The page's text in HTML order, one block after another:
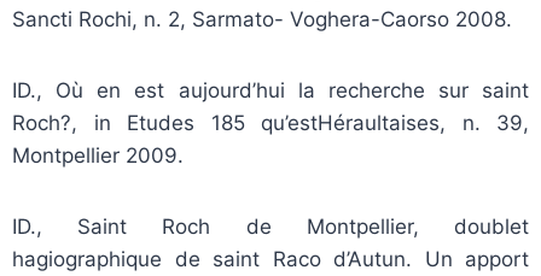
Sancti Rochi, n. 2, Sarmato- Voghera-Caorso 2008.
ID., Où en est aujourd’hui la recherche sur saint
Roch?, in Etudes 185 qu’estHéraultaises, n. 39,
Montpellier 2009.
ID., Saint Roch de Montpellier, doublet
hagiographique de saint Raco d’Autun. Un apport